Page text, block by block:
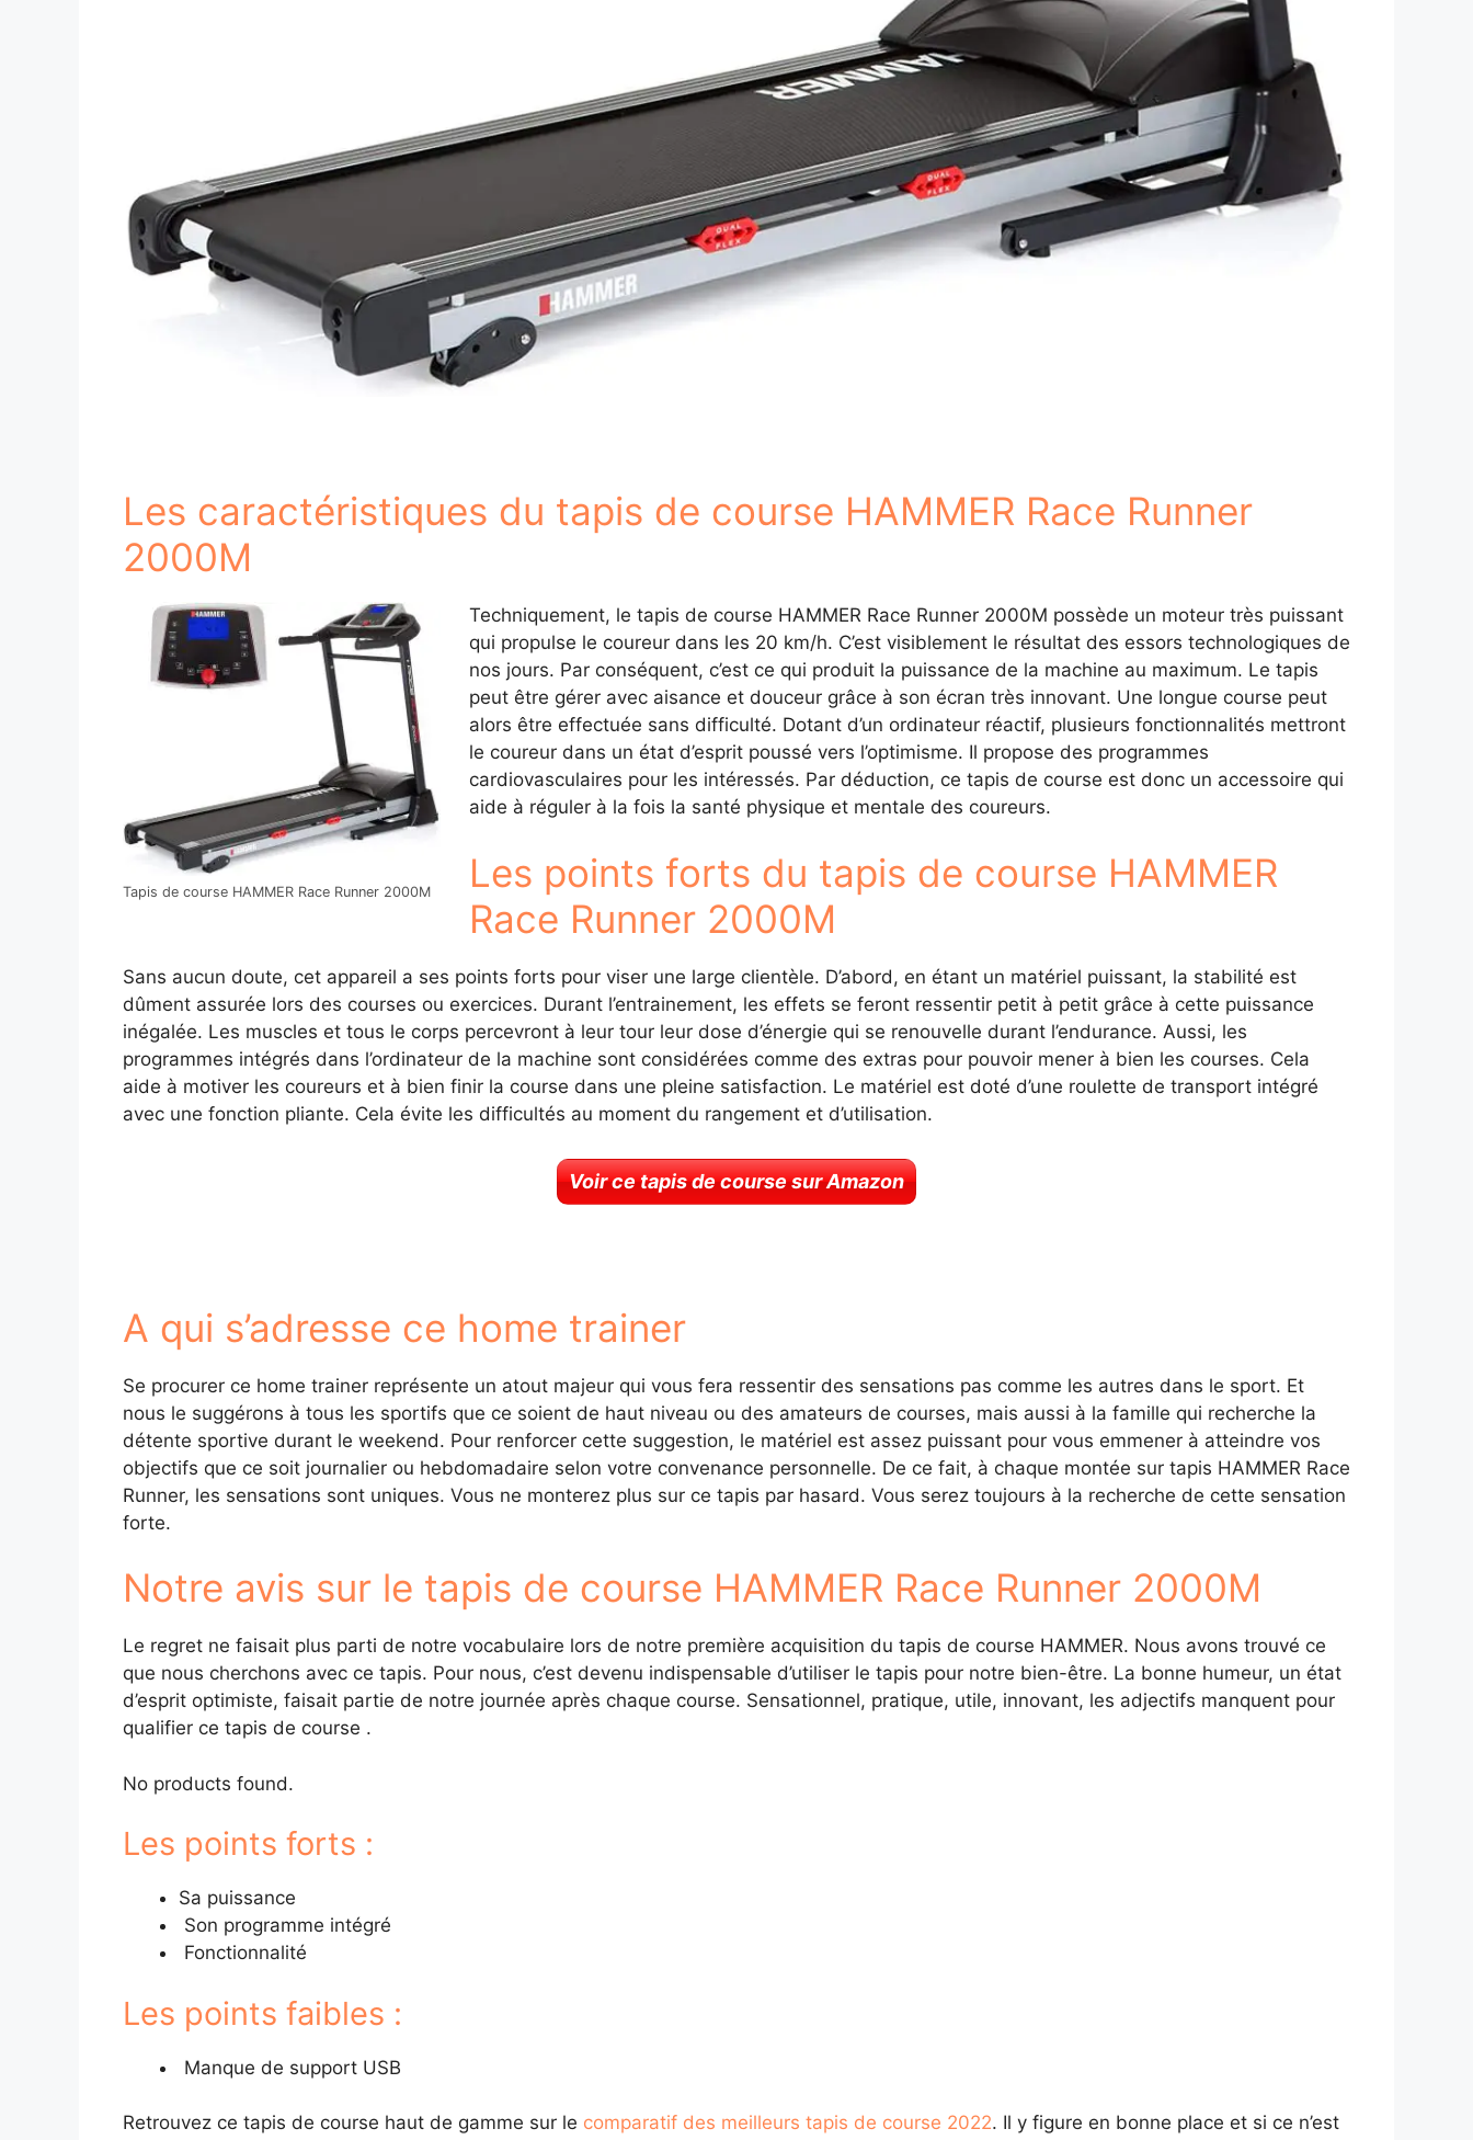
Les caractéristiques du tapis de course HAMMER Race Runner
2000M
Tapis de course HAMMER Race Runner 2000M
Techniquement, le tapis de course HAMMER Race Runner 2000M possède un moteur très puissant
qui propulse le coureur dans les 20 km/h. C’est visiblement le résultat des essors technologiques de
nos jours. Par conséquent, c’est ce qui produit la puissance de la machine au maximum. Le tapis
peut être gérer avec aisance et douceur grâce à son écran très innovant. Une longue course peut
alors être effectuée sans difficulté. Dotant d’un ordinateur réactif, plusieurs fonctionnalités mettront
le coureur dans un état d’esprit poussé vers l’optimisme. Il propose des programmes
cardiovasculaires pour les intéressés. Par déduction, ce tapis de course est donc un accessoire qui
aide à réguler à la fois la santé physique et mentale des coureurs.
Les points forts du tapis de course HAMMER
Race Runner 2000M
Sans aucun doute, cet appareil a ses points forts pour viser une large clientèle. D’abord, en étant un matériel puissant, la stabilité est
dûment assurée lors des courses ou exercices. Durant l’entrainement, les effets se feront ressentir petit à petit grâce à cette puissance
inégalée. Les muscles et tous le corps percevront à leur tour leur dose d’énergie qui se renouvelle durant l’endurance. Aussi, les
programmes intégrés dans l’ordinateur de la machine sont considérées comme des extras pour pouvoir mener à bien les courses. Cela
aide à motiver les coureurs et à bien finir la course dans une pleine satisfaction. Le matériel est doté d’une roulette de transport intégré
avec une fonction pliante. Cela évite les difficultés au moment du rangement et d’utilisation.
Voir ce tapis de course sur Amazon
A qui s’adresse ce home trainer
Se procurer ce home trainer représente un atout majeur qui vous fera ressentir des sensations pas comme les autres dans le sport. Et
nous le suggérons à tous les sportifs que ce soient de haut niveau ou des amateurs de courses, mais aussi à la famille qui recherche la
détente sportive durant le weekend. Pour renforcer cette suggestion, le matériel est assez puissant pour vous emmener à atteindre vos
objectifs que ce soit journalier ou hebdomadaire selon votre convenance personnelle. De ce fait, à chaque montée sur tapis HAMMER Race
Runner, les sensations sont uniques. Vous ne monterez plus sur ce tapis par hasard. Vous serez toujours à la recherche de cette sensation
forte.
Notre avis sur le tapis de course HAMMER Race Runner 2000M
Le regret ne faisait plus parti de notre vocabulaire lors de notre première acquisition du tapis de course HAMMER. Nous avons trouvé ce
que nous cherchons avec ce tapis. Pour nous, c’est devenu indispensable d’utiliser le tapis pour notre bien-être. La bonne humeur, un état
d’esprit optimiste, faisait partie de notre journée après chaque course. Sensationnel, pratique, utile, innovant, les adjectifs manquent pour
qualifier ce tapis de course .
No products found.
Les points forts :
Sa puissance
Son programme intégré
Fonctionnalité
Les points faibles :
Manque de support USB
Retrouvez ce tapis de course haut de gamme sur le comparatif des meilleurs tapis de course 2022. Il y figure en bonne place et si ce n’est